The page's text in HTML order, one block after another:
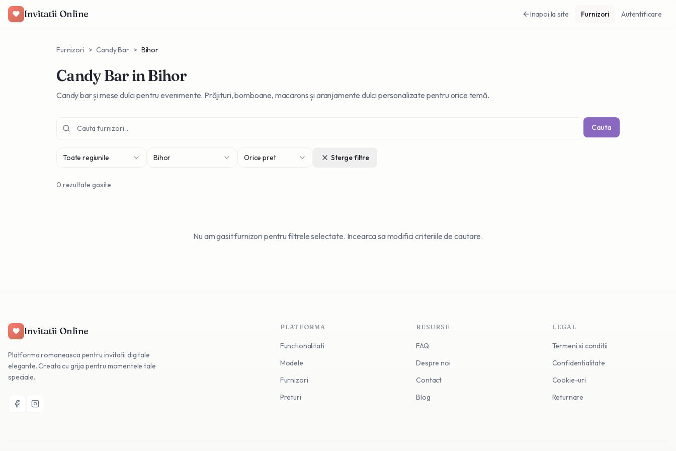
Invitatii Online Inapoi la site Furnizori Autentificare
Furnizori > Candy Bar > Bihor
Candy Barin Bihor
Candy bar și mese dulci pentru evenimente. Prăjituri, bomboane, macarons și aranjamente dulci personalizate pentru orice temă.
Cauta
Toate regiunile Bihor Orice pret Sterge filtre
0 rezultate gasite
Nu am gasit furnizori pentru filtrele selectate. Incearca sa modifici criteriile de cautare.
Invitatii Online
Platforma romaneasca pentru invitatii digitale
elegante. Creata cu grija pentru momentele tale
speciale.
PLATFORMA
Functionalitati
Modele
Furnizori
Preturi
RESURSE
FAQ
Despre noi
Contact
Blog
LEGAL
Termeni si conditii
Confidentialitate
Cookie-uri
Returnare